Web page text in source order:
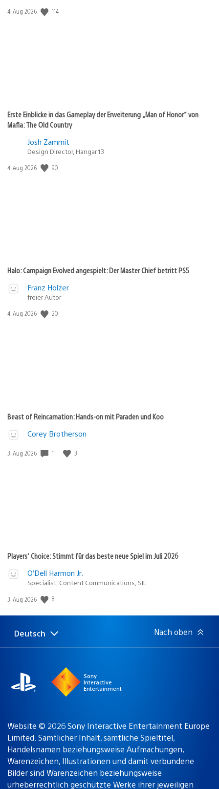
Veröffentlichungsdatum:
4. Aug 2026 114
Erste Einblicke in das Gameplay der Erweiterung „Man of Honor“ von
Mafia: The Old Country
Josh Zammit
Design Director, Hangar 13
Veröffentlichungsdatum:
4. Aug 2026 90
Halo: Campaign Evolved angespielt: Der Master Chief betritt PS5
Franz Holzer
freier Autor
Veröffentlichungsdatum:
4. Aug 2026 20
Beast of Reincarnation: Hands-on mit Paraden und Koo
Corey Brotherson
Veröffentlichungsdatum:
3. Aug 2026 1 3
Players’ Choice: Stimmt für das beste neue Spiel im Juli 2026
O’Dell Harmon Jr.
Specialist, Content Communications, SIE
Veröffentlichungsdatum:
3. Aug 2026 8
Select
a
Aktuelle
Region:
Deutsch Nach oben
Sony
Interactive
Entertainment
Website © 2026 Sony Interactive Entertainment Europe
Limited. Sämtlicher Inhalt, sämtliche Spieltitel,
Handelsnamen beziehungsweise Aufmachungen,
Warenzeichen, Illustrationen und damit verbundene
Bilder sind Warenzeichen beziehungsweise
urheberrechtlich geschützte Werke ihrer jeweiligen